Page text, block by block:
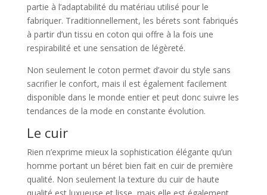
partie à l’adaptabilité du matériau utilisé pour le
fabriquer. Traditionnellement, les bérets sont fabriqués
à partir d’un tissu en coton qui offre à la fois une
respirabilité et une sensation de légèreté.
Non seulement le coton permet d’avoir du style sans
sacrifier le confort, mais il est également facilement
disponible dans le monde entier et peut donc suivre les
tendances de la mode en constante évolution.
Le cuir
Rien n’exprime mieux la sophistication élégante qu’un
homme portant un béret bien fait en cuir de première
qualité. Non seulement la texture du cuir de haute
qualité est luxueuse et lisse, mais elle est également